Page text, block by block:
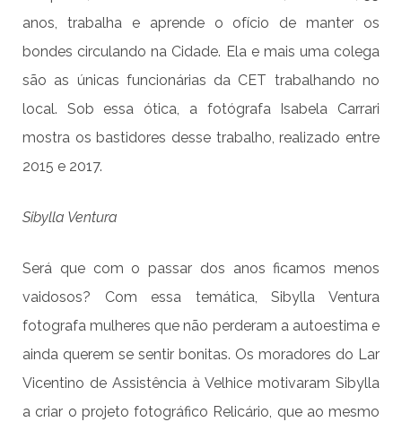
anos, trabalha e aprende o ofício de manter os
bondes circulando na Cidade. Ela e mais uma colega
são as únicas funcionárias da CET trabalhando no
local. Sob essa ótica, a fotógrafa Isabela Carrari
mostra os bastidores desse trabalho, realizado entre
2015 e 2017.
Sibylla Ventura
Será que com o passar dos anos ficamos menos
vaidosos? Com essa temática, Sibylla Ventura
fotografa mulheres que não perderam a autoestima e
ainda querem se sentir bonitas. Os moradores do Lar
Vicentino de Assistência à Velhice motivaram Sibylla
a criar o projeto fotográfico Relicário, que ao mesmo